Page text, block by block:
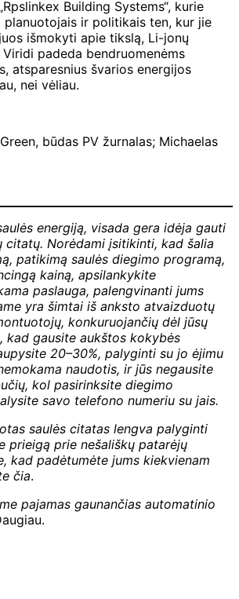
Building Systems“, kurie
planuotojais ir politikais ten, kur jie
išmokyti apie tikslą, Li-jonų
padeda bendruomenėms
atsparesnius švarios energijos
nei vėliau.
būdas PV žurnalas; Michaelas
energiją, visada gera idėja gauti
citatų. Norėdami įsitikinti, kad šalia
patikimą saulės diegimo programą,
kainą, apsilankykite
paslauga, palengvinanti jums
yra šimtai iš anksto atvaizduotų
konkuruojančių dėl jūsų
kad gausite aukštos kokybės
20–30%, palyginti su jo ėjimu
naudotis, ir jūs negausite
kol pasirinksite diegimo
savo telefono numeriu su jais.
saulės citatas lengva palyginti
prieigą prie nešališkų patarėjų
kad padėtumėte jums kiekvienam
čia.
pajamas gaunančias automatinio